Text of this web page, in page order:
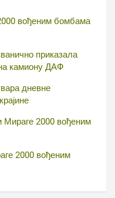
вођеним бомбама
приказала
камиону ДАФ
дневне
2000 вођеним
2000 вођеним